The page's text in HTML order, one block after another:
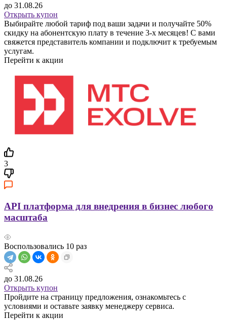
до 31.08.26
Открыть купон
Выбирайте любой тариф под ваши задачи и получайте 50%
скидку на абонентскую плату в течение 3-х месяцев! С вами
свяжется представитель компании и подключит к требуемым
услугам.
Перейти к акции
3
API платформа для внедрения в бизнес любого
масштаба
Воспользовались 10 раз
до 31.08.26
Открыть купон
Пройдите на страницу предложения, ознакомьтесь с
условиями и оставьте заявку менеджеру сервиса.
Перейти к акции